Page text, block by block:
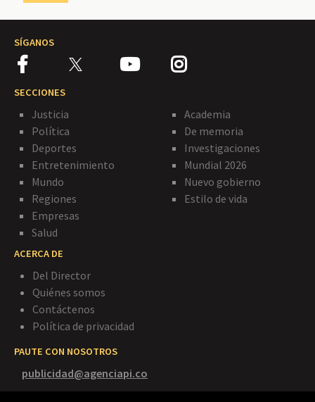
SÍGANOS
SECCIONES
Justicia
Política
Deportes
Entretenimiento
Mundo
Regiones
Empresas
Salud
Academia
De memoria
Investigaciones
Mundial 2026
Nuevo gobierno
Estilo de vida
ACERCA DE
Del Director
Quiénes somos
Contáctenos
Política de privacidad
PAUTE CON NOSOTROS
publicidad@agenciapi.co